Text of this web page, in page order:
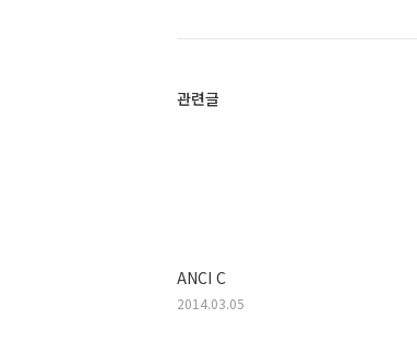
관련글
ANCI C
2014.03.05